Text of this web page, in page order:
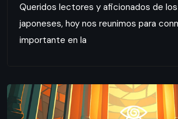
Queridos lectores y aficionados de
japoneses, hoy nos reunimos para
importante en la